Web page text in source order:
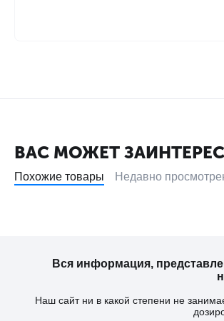
ВАС МОЖЕТ
Похожие товары Недавно
Вся информация,
Наш сайт ни в какой степени не